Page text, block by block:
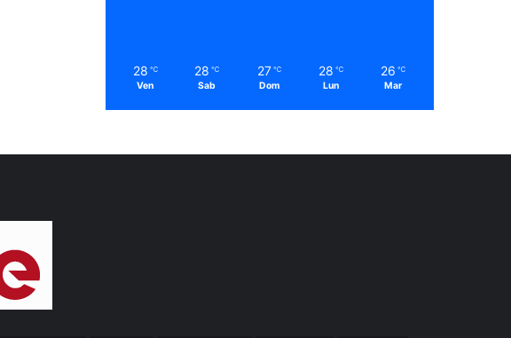
28 ℃
Ven
28 ℃
Sab
27 ℃
Dom
28 ℃
Lun
26 ℃
Mar